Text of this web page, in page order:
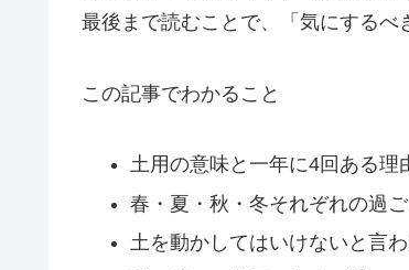
最後まで読むことで、「気にするべ
この記事でわかること
土用の意味と一年に4回ある理
春・夏・秋・冬それぞれの過
土を動かしてはいけないと言